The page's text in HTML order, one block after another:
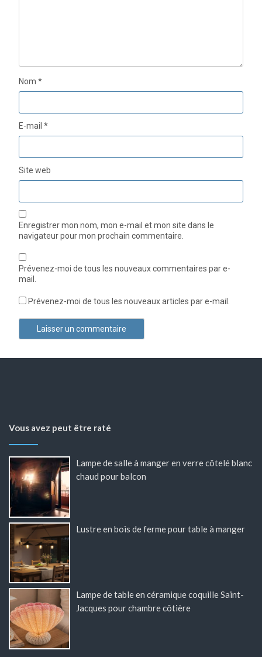
Nom*
E-mail*
Site web
Enregistrer mon nom, mon e-mail et mon site dans le
navigateur pour mon prochain commentaire.
Prévenez-moi de tous les nouveaux commentaires par e-
mail.
Prévenez-moi de tous les nouveaux articles par e-mail.
Vous avez peut être raté
Lampe de salle à manger en verre côtelé blanc
chaud pour balcon
Lustre en bois de ferme pour table à manger
Lampe de table en céramique coquille Saint-
Jacques pour chambre côtière